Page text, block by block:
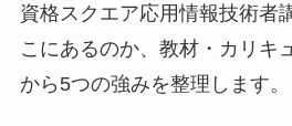
資格スクエア応用情報技術者
こにあるのか、教材・カリキ
から5つの強みを整理します。